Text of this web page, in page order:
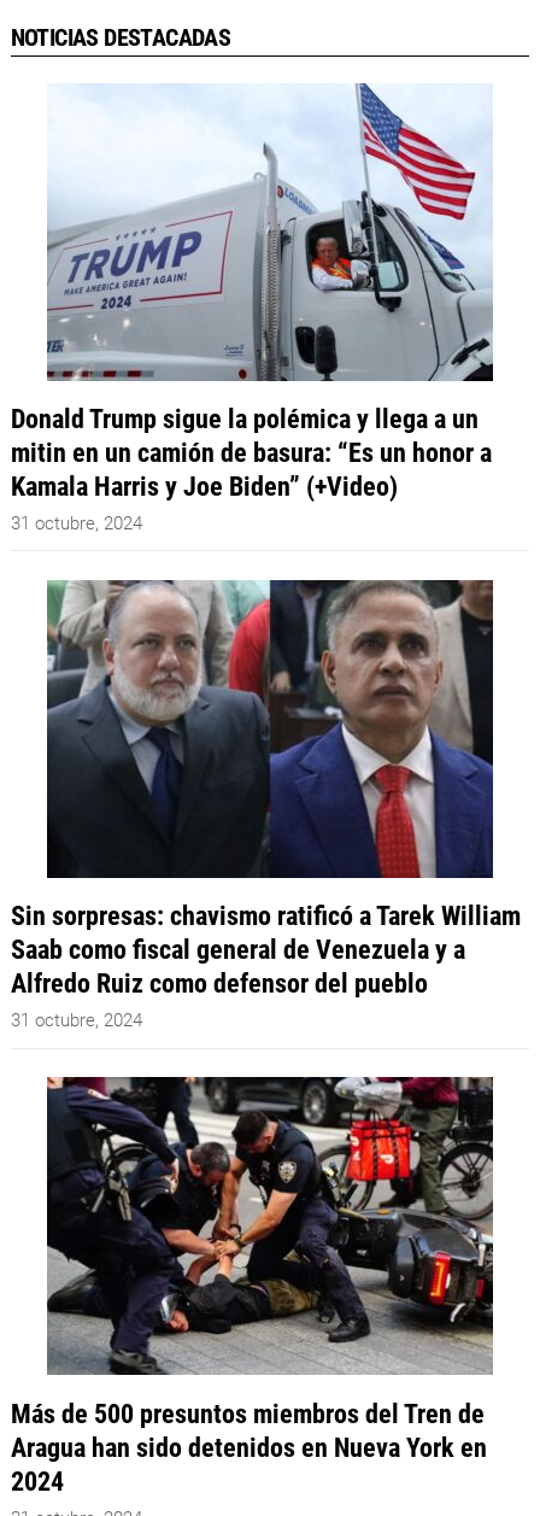
NOTICIAS DESTACADAS
Donald Trump sigue la polémica y llega a un
mitin en un camión de basura: “Es un honor a
Kamala Harris y Joe Biden” (+Video)
31 octubre, 2024
Sin sorpresas: chavismo ratificó a Tarek William
Saab como fiscal general de Venezuela y a
Alfredo Ruiz como defensor del pueblo
31 octubre, 2024
Más de 500 presuntos miembros del Tren de
Aragua han sido detenidos en Nueva York en
2024